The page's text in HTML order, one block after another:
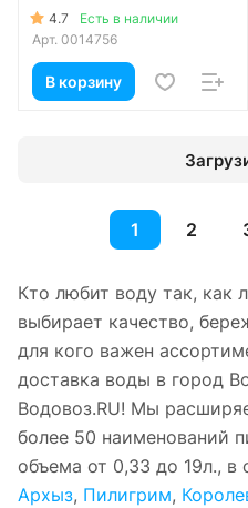
4.7
Есть в наличии
Арт. 0014756
В корзину
1 2
Кто любит воду так, как
выбирает качество,
для кого важен
доставка воды в город
Водовоз.RU! Мы
более 50 наименований
объема от 0,33 до 19л., в
Архыз, Пилигрим,